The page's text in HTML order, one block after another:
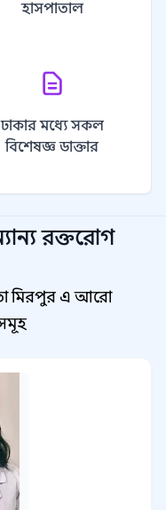
হাসপাতাল
ঢাকার মধ্যে সকল
বিশেষজ্ঞ ডাক্তার
রক্তরোগ
মিরপুর এ আরো